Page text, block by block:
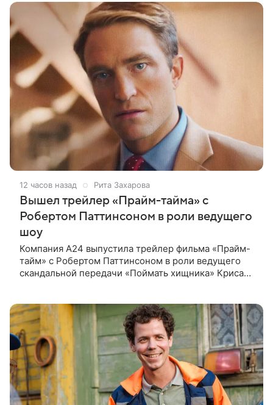
12 часов назад Рита Захарова
Вышел трейлер «Прайм-тайма» с
Робертом Паттинсоном в роли ведущего
шоу
Компания A24 выпустила трейлер фильма «Прайм-
тайм» с Робертом Паттинсоном в роли ведущего
скандальной передачи «Поймать хищника» Криса